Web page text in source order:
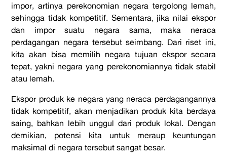
impor, artinya perekonomian negara tergolong lemah,
sehingga tidak kompetitif. Sementara, jika nilai ekspor
dan impor suatu negara sama, maka neraca
perdagangan negara tersebut seimbang. Dari riset ini,
kita akan bisa memilih negara tujuan ekspor secara
tepat, yakni negara yang perekonomiannya tidak stabil
atau lemah.
Ekspor produk ke negara yang neraca perdagangannya
tidak kompetitif, akan menjadikan produk kita berdaya
saing, bahkan lebih unggul dari produk lokal. Dengan
demikian, potensi kita untuk meraup keuntungan
maksimal di negara tersebut sangat besar.